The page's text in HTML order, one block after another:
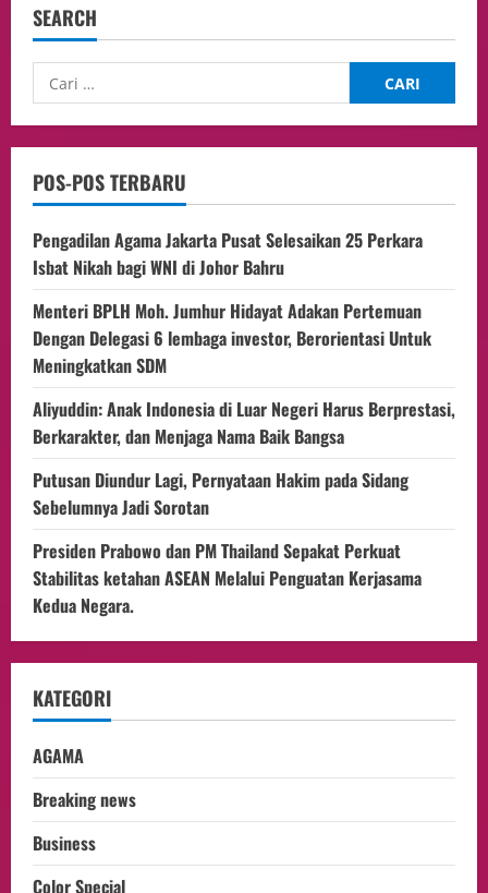
SEARCH
POS-POS TERBARU
Pengadilan Agama Jakarta Pusat Selesaikan 25 Perkara
Isbat Nikah bagi WNI di Johor Bahru
Menteri BPLH Moh. Jumhur Hidayat Adakan Pertemuan
Dengan Delegasi 6 lembaga investor, Berorientasi Untuk
Meningkatkan SDM
Aliyuddin: Anak Indonesia di Luar Negeri Harus Berprestasi,
Berkarakter, dan Menjaga Nama Baik Bangsa
Putusan Diundur Lagi, Pernyataan Hakim pada Sidang
Sebelumnya Jadi Sorotan
Presiden Prabowo dan PM Thailand Sepakat Perkuat
Stabilitas ketahan ASEAN Melalui Penguatan Kerjasama
Kedua Negara.
KATEGORI
AGAMA
Breaking news
Business
Color Special